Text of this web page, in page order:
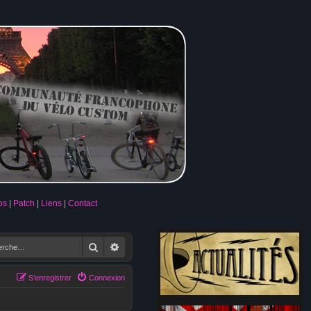
Patch Liens Contact
RechercherRecherche avancée
Connexion
S’enregistrer